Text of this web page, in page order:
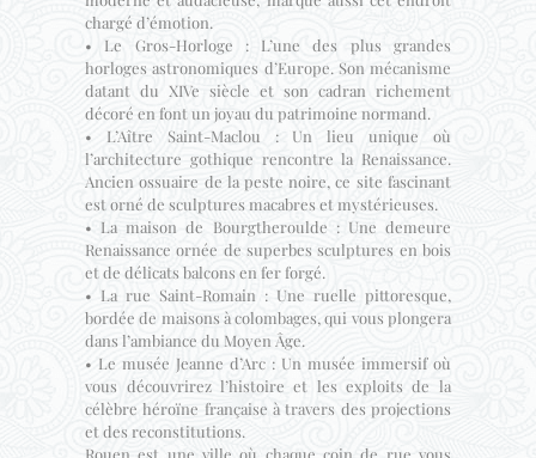
chargé d’émotion.
• Le Gros-Horloge : L’une des plus grandes
horloges astronomiques d’Europe. Son mécanisme
datant du XIVe siècle et son cadran richement
décoré en font un joyau du patrimoine normand.
• L’Aître Saint-Maclou : Un lieu unique où
l’architecture gothique rencontre la Renaissance.
Ancien ossuaire de la peste noire, ce site fascinant
est orné de sculptures macabres et mystérieuses.
• La maison de Bourgtheroulde : Une demeure
Renaissance ornée de superbes sculptures en bois
et de délicats balcons en fer forgé.
• La rue Saint-Romain : Une ruelle pittoresque,
bordée de maisons à colombages, qui vous plongera
dans l’ambiance du Moyen Âge.
• Le musée Jeanne d’Arc : Un musée immersif où
vous découvrirez l’histoire et les exploits de la
célèbre héroïne française à travers des projections
et des reconstitutions.
Rouen est une ville où chaque coin de rue vous